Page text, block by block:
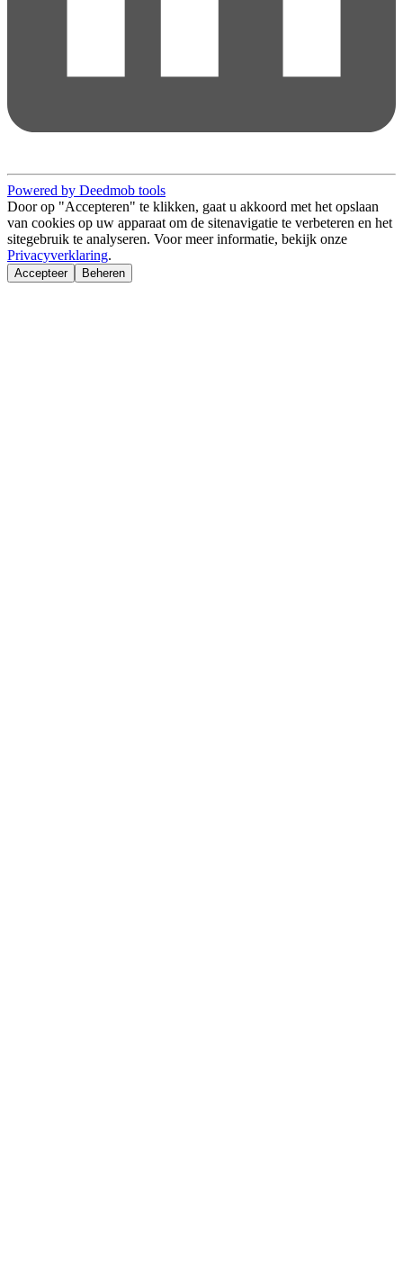
Powered by Deedmob tools
Door op "Accepteren" te klikken, gaat u akkoord met het opslaan
van cookies op uw apparaat om de sitenavigatie te verbeteren en het
sitegebruik te analyseren. Voor meer informatie, bekijk onze
Privacyverklaring.
Accepteer Beheren